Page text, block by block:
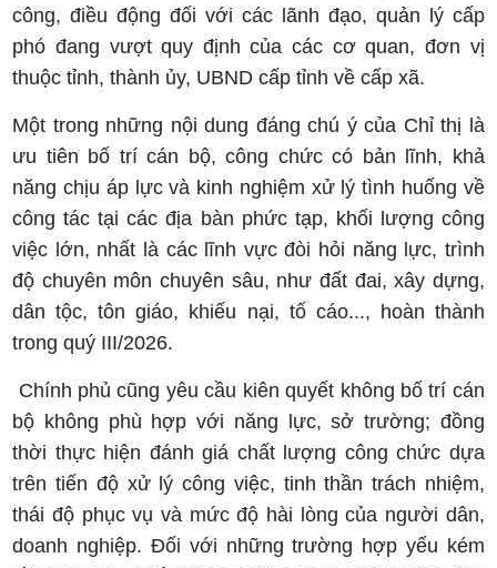
công, điều động đối với các lãnh đạo, quản lý cấp
phó đang vượt quy định của các cơ quan, đơn vị
thuộc tỉnh, thành ủy, UBND cấp tỉnh về cấp xã.
Một trong những nội dung đáng chú ý của Chỉ thị là
ưu tiên bố trí cán bộ, công chức có bản lĩnh, khả
năng chịu áp lực và kinh nghiệm xử lý tình huống về
công tác tại các địa bàn phức tạp, khối lượng công
việc lớn, nhất là các lĩnh vực đòi hỏi năng lực, trình
độ chuyên môn chuyên sâu, như đất đai, xây dựng,
dân tộc, tôn giáo, khiếu nại, tố cáo..., hoàn thành
trong quý III/2026.
Chính phủ cũng yêu cầu kiên quyết không bố trí cán
bộ không phù hợp với năng lực, sở trường; đồng
thời thực hiện đánh giá chất lượng công chức dựa
trên tiến độ xử lý công việc, tinh thần trách nhiệm,
thái độ phục vụ và mức độ hài lòng của người dân,
doanh nghiệp. Đối với những trường hợp yếu kém